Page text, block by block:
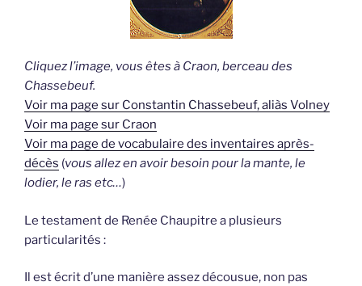
Cliquez l’image, vous êtes à Craon, berceau des
Chassebeuf.
Voir ma page sur Constantin Chassebeuf, aliàs Volney
Voir ma page sur Craon
Voir ma page de vocabulaire des inventaires après-
décès (vous allez en avoir besoin pour la mante, le
lodier, le ras etc…)
Le testament de Renée Chaupitre a plusieurs
particularités :
Il est écrit d’une manière assez décousue, non pas